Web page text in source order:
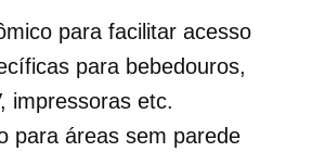
para facilitar acesso
para bebedouros,
impressoras etc.
para áreas sem parede